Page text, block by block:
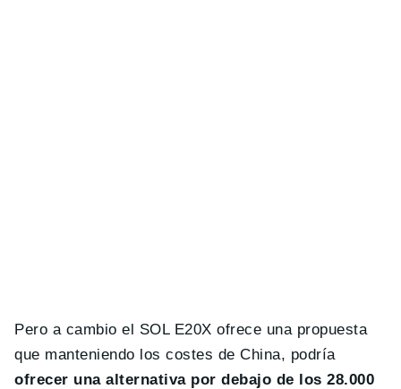
Pero a cambio el SOL E20X ofrece una propuesta
que manteniendo los costes de China, podría
ofrecer una alternativa por debajo de los 28.000